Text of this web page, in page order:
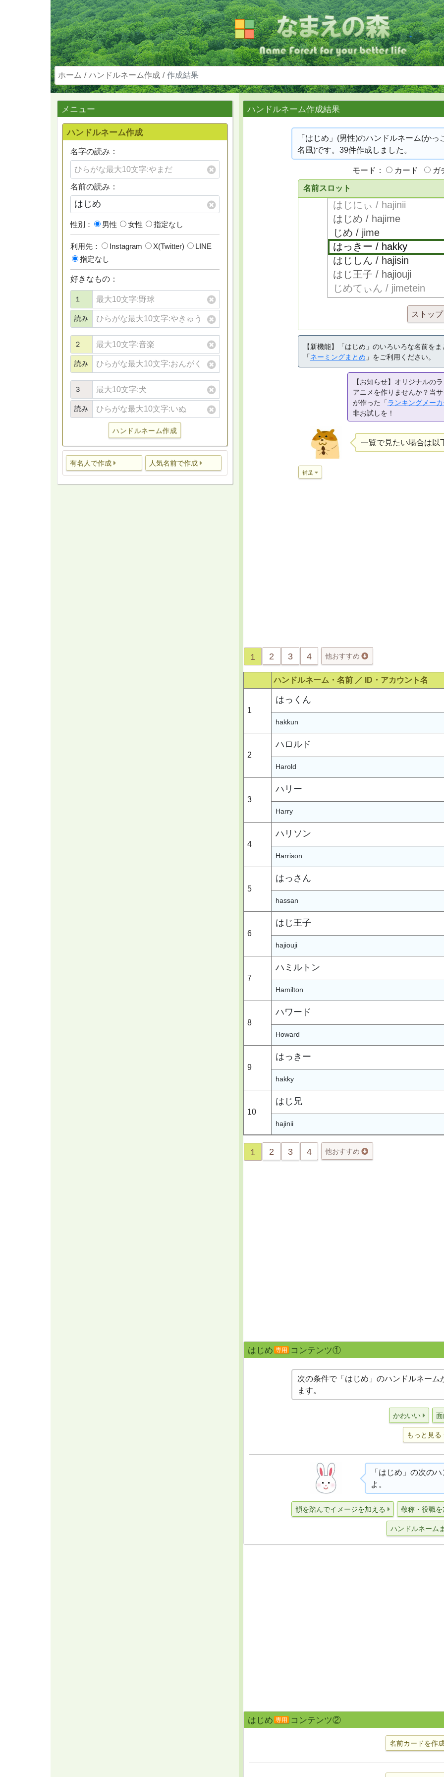
ホーム ハンドルネーム作成 作成結果
メニュー
ハンドルネーム作成
名字の読み：
名前の読み：
性別： 男性 女性 指定なし
利用先： Instagram X(Twitter)
LINE
指定なし
好きなもの：
１
読み
２
読み
３
読み
ハンドルネーム作成
有名人で作成 人気名前で作成
ハンドルネーム作成結果
「はじめ」(男性)のハンドルネーム(かっ
名風)です。39件作成しました。
モード： カード ガ
名前スロット
ストップ
【新機能】「はじめ」のいろいろな名前を
「ネーミングまとめ 」をご利用ください。
【お知らせ】オリジナルの
アニメを作りませんか？当
が作った「ランキングメー
非お試しを！
一覧で見たい場合は以
補足
1 2 3 4 他おすすめ
ハンドルネーム・名前 ／ ID・アカウント名
1
はっくん
hakkun
2
ハロルド
Harold
3
ハリー
Harry
4
ハリソン
Harrison
5
はっさん
hassan
6
はじ王子
hajiouji
7
ハミルトン
Hamilton
8
ハワード
Howard
9
はっきー
hakky
10
はじ兄
hajinii
1 2 3 4 他おすすめ
はじめ 専用 コンテンツ①
次の条件で「はじめ」のハンドルネーム
ます。
かわいい
もっと見る
「はじめ」の次の
よ。
韻を踏んでイメージを加える 敬称・役職を
ハンドルネーム
はじめ 専用 コンテンツ②
名前カードを作